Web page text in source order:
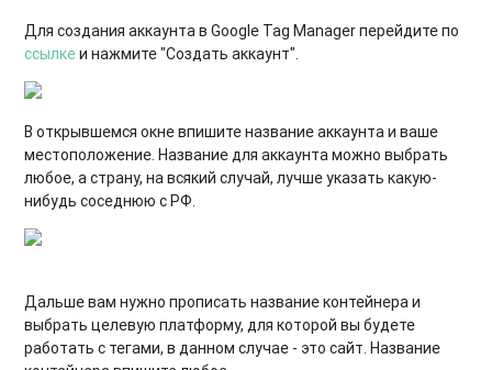
Для создания аккаунта в Google Tag Manager перейдите по
ссылкеи нажмите "Создать аккаунт".
В открывшемся окне впишите название аккаунта и ваше
местоположение. Название для аккаунта можно выбрать
любое, а страну, на всякий случай, лучше указать какую-
нибудь соседнюю с РФ.
Дальше вам нужно прописать название контейнера и
выбрать целевую платформу, для которой вы будете
работать с тегами, в данном случае - это сайт. Название